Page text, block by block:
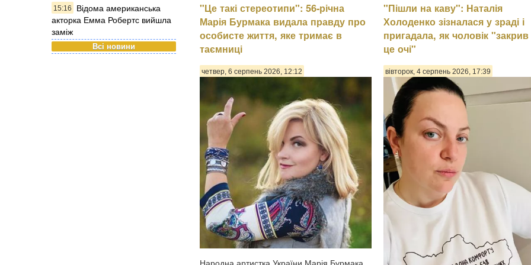
15:16
Відома американська
акторка Емма Робертс вийшла
заміж
Всі новини
"Це такі стереотипи": 56-річна
Марія Бурмака видала правду про
особисте життя, яке тримає в
таємниці
четвер, 6 серпень 2026, 12:12
"Пішли на каву": Наталія
Холоденко зізналася у зраді і
пригадала, як чоловік
це очі"
вівторок, 4 серпень 2026, 17:39